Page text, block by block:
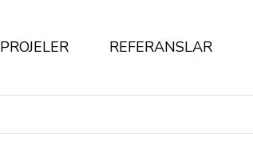
PROJELER REFERANSLAR